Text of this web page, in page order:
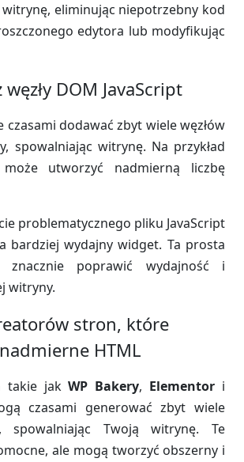
witrynę, eliminując niepotrzebny kod
edytora lub modyfikując
DOM JavaScript
czasami dodawać zbyt wiele węzłów
spowalniając witrynę. Na przykład
utworzyć nadmierną liczbę
problematycznego pliku JavaScript
bardziej wydajny widget. Ta prosta
znacznie poprawić wydajność i
witryny.
stron, które
HTML
takie jakWP Bakery, Elementor i
czasami generować zbyt wiele
spowalniając Twoją witrynę. Te
ale mogą tworzyć obszerny i